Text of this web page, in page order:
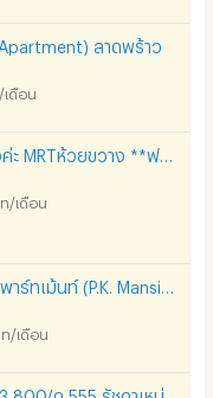
ลาดพร้าว
เดือน
ท/เดือน
ท/เดือน